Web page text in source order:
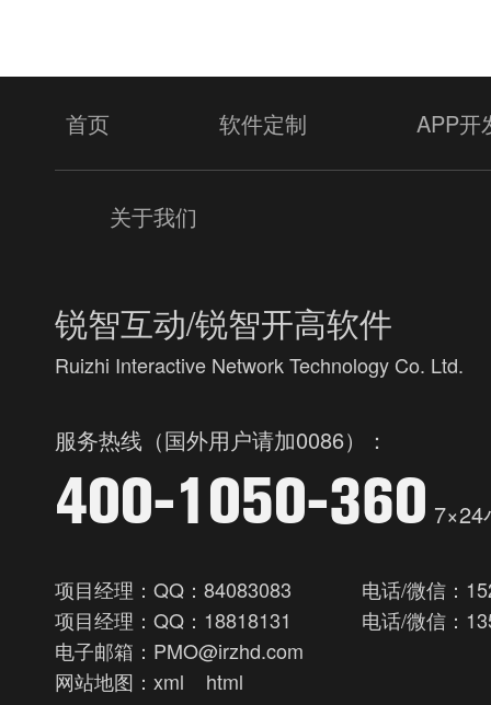
首页 软件定制 APP开
关于我们
锐智互动/锐智开高软件
Ruizhi Interactive Network Technology Co. Ltd.
服务热线（国外用户请加0086）：
400-1050-360 7×24
项目经理：QQ：84083083
电话/微信：
项目经理：QQ：18818131
电话/微信：
电子邮箱：PMO@irzhd.com
网站地图： xml html